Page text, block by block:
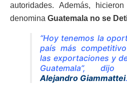
autoridades. Además,
denomina Guatemala no se
“Hoy tenemos la
país más
las exportaciones y
Guatemala”,
Alejandro Giammattei.